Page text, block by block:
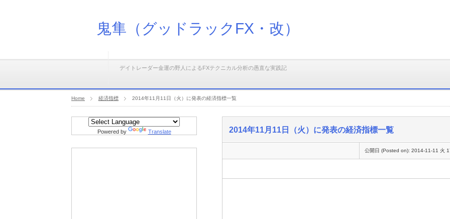
鬼隼（グッドラックFX・改）
デイトレーダー金運の野人によるFXテクニカル分析の愚直な実践記
Home 経済指標 2014年11月11日（火）に発表の経済指標一覧
2014年11月11日（火）に発表の経済指標一覧
公開日 (Posted on): 2014-11-11 火
Powered by Translate